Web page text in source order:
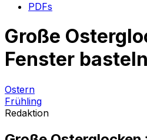
PDFs
Große
Fenster basteln
Ostern
Frühling
Redaktion